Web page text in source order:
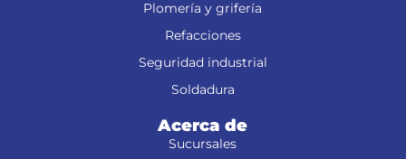
Plomería y grifería
Refacciones
Seguridad industrial
Soldadura
Acerca de
Sucursales